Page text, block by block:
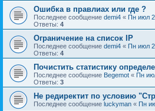
Ошибка в правлиах или где ?
Последнее сообщение demi4 « Пн июл
Ответы: 4
Ограничение на список IP
Последнее сообщение demi4 « Пн июл
Ответы: 4
Почистить статистику
Последнее сообщение Begemot « Пн
Ответы: 3
Не редиректит по условию
Последнее сообщение luckyman « Пн